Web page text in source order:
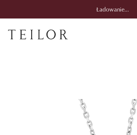
Ładowanie...